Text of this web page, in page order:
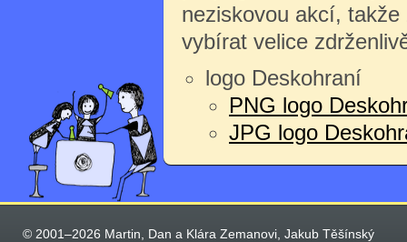
neziskovou akcí,
vybírat velice
logo Deskohraní
PNG logo
JPG logo
© 2001–2026 Martin, Dan a Klára Zemanovi, Jakub Těšínský